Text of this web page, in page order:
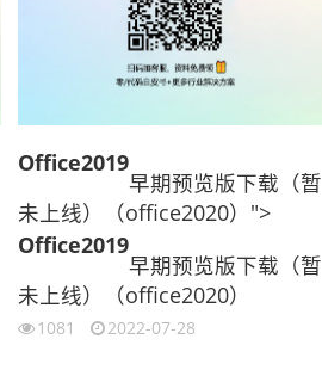
Office2019
早期预览版下载（暂
未上线）（office2020）">
Office2019
早期预览版下载（暂
未上线）（office2020）
1081 2022-07-28